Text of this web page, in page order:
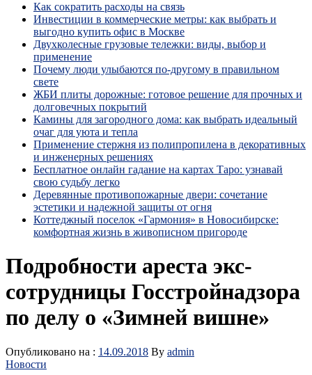
Как сократить расходы на связь
Инвестиции в коммерческие метры: как выбрать и
выгодно купить офис в Москве
Двухколесные грузовые тележки: виды, выбор и
применение
Почему люди улыбаются по‑другому в правильном
свете
ЖБИ плиты дорожные: готовое решение для прочных и
долговечных покрытий
Камины для загородного дома: как выбрать идеальный
очаг для уюта и тепла
Применение стержня из полипропилена в декоративных
и инженерных решениях
Бесплатное онлайн гадание на картах Таро: узнавай
свою судьбу легко
Деревянные противопожарные двери: сочетание
эстетики и надежной защиты от огня
Коттеджный поселок «Гармония» в Новосибирске:
комфортная жизнь в живописном пригороде
Подробности ареста экс-
сотрудницы Госстройнадзора
по делу о «Зимней вишне»
Опубликовано на : 14.09.2018 By admin
Новости